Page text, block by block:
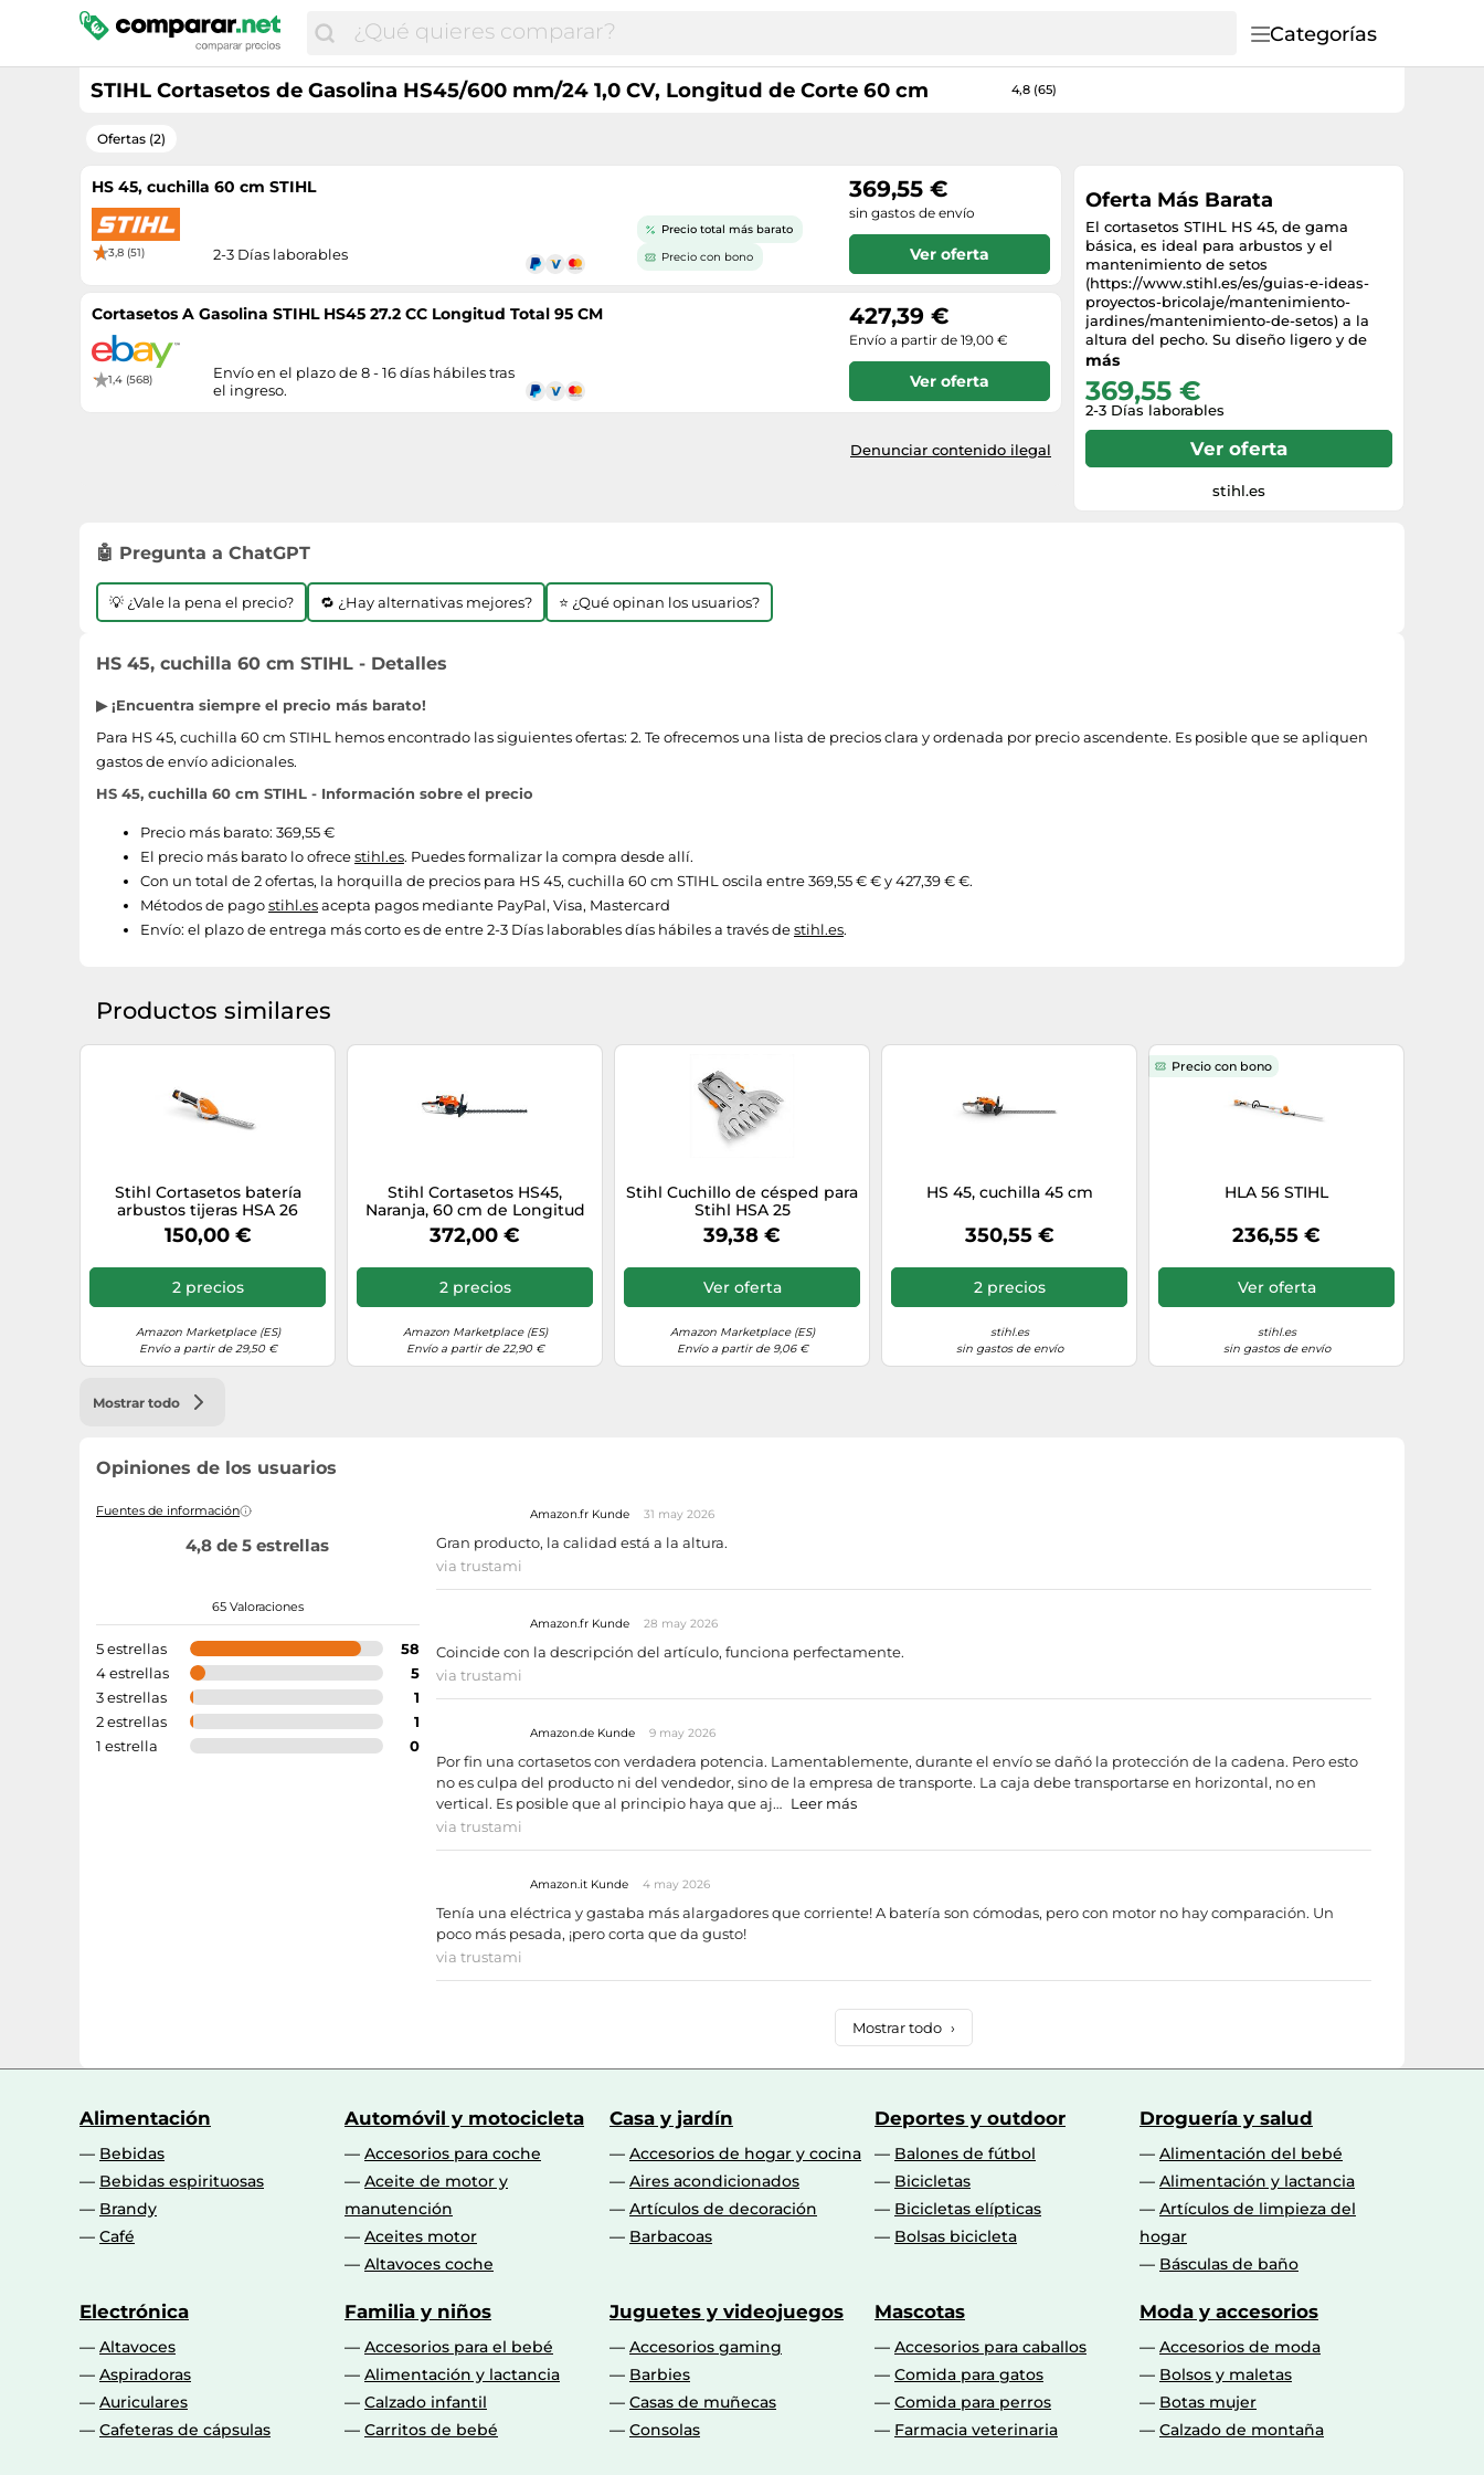
Categorías
STIHL Cortasetos de Gasolina HS45/600 mm/24 1,0 CV, Longitud de Corte 60 cm 4,8 (65)
Ofertas (2)
HS 45, cuchilla 60 cm STIHL
3,8 (51)
Precio total más barato
Precio con bono
2-3 Días laborables
369,55 €
sin gastos de envío
Ver oferta
Cortasetos A Gasolina STIHL HS45 27.2 CC Longitud Total 95 CM
1,4 (568)
Envío en el plazo de 8 - 16 días hábiles tras
el ingreso.
427,39 €
Envío a partir de 19,00 €
Ver oferta
Denunciar contenido ilegal
Oferta Más Barata
El cortasetos STIHL HS 45, de gama
básica, es ideal para arbustos y el
mantenimiento de setos
(https://www.stihl.es/es/guias-e-ideas-
proyectos-bricolaje/mantenimiento-
jardines/mantenimiento-de-setos) a la
altura del pecho. Su diseño ligero y de
fácil manejo permiten a los jardineros
forma rápida y eficiente. Gracias a STIHL
ElastoStart
(https://www.stihl.es/es/tecnologia-
stihl/sistemas-de-arranque/elastostart),
arranca con suavidad, ya que se reducen
las sacudidas. Además, la bomba de
más
369,55 €
2-3 Días laborables
Ver oferta
stihl.es
🤖 Pregunta a ChatGPT
💡 ¿Vale la pena el precio? 🔁 ¿Hay alternativas mejores? ⭐ ¿Qué opinan los usuarios?
HS 45, cuchilla 60 cm STIHL - Detalles
▶ ¡Encuentra siempre el precio más barato!
Para HS 45, cuchilla 60 cm STIHL hemos encontrado las siguientes ofertas: 2. Te ofrecemos una lista de precios clara y ordenada por precio ascendente. Es posible que se apliquen
gastos de envío adicionales.
HS 45, cuchilla 60 cm STIHL - Información sobre el precio
Precio más barato: 369,55 €
El precio más barato lo ofrecestihl.es. Puedes formalizar la compra desde allí.
Con un total de 2 ofertas, la horquilla de precios para HS 45, cuchilla 60 cm STIHL oscila entre 369,55 € € y 427,39 € €.
Métodos de pagostihl.esacepta pagos mediante PayPal, Visa, Mastercard
Envío: el plazo de entrega más corto es de entre 2-3 Días laborables días hábiles a través destihl.es.
Productos similares
Stihl Cortasetos batería
arbustos tijeras HSA 26
dispositivo básico sin batería
sin cargador
150,00 €
2 precios
Amazon Marketplace (ES)
Envío a partir de 29,50 €
Stihl Cortasetos HS45,
Naranja, 60 cm de Longitud
de la Hoja
372,00 €
2 precios
Amazon Marketplace (ES)
Envío a partir de 22,90 €
Stihl Cuchillo de césped para
Stihl HSA 25
39,38 €
Ver oferta
Amazon Marketplace (ES)
Envío a partir de 9,06 €
HS 45, cuchilla 45 cm
350,55 €
2 precios
stihl.es
sin gastos de envío
Precio con bono
HLA 56 STIHL
236,55 €
Ver oferta
stihl.es
sin gastos de envío
Mostrar todo
Opiniones de los usuarios
Fuentes de información
4,8 de 5 estrellas
65 Valoraciones
5 estrellas
58
4 estrellas
5
3 estrellas
1
2 estrellas
1
1 estrella
0
Amazon.fr Kunde 31 may 2026
Gran producto, la calidad está a la altura.
via trustami
Amazon.fr Kunde 28 may 2026
Coincide con la descripción del artículo, funciona perfectamente.
via trustami
Amazon.de Kunde 9 may 2026
Por fin una cortasetos con verdadera potencia. Lamentablemente, durante el envío se dañó la protección de la cadena. Pero esto
no es culpa del producto ni del vendedor, sino de la empresa de transporte. La caja debe transportarse en horizontal, no en
vertical. Es posible que al principio haya que aj… Leer más
via trustami
Amazon.it Kunde 4 may 2026
Tenía una eléctrica y gastaba más alargadores que corriente! A batería son cómodas, pero con motor no hay comparación. Un
poco más pesada, ¡pero corta que da gusto!
via trustami
Mostrar todo ›
Alimentación
Bebidas
Bebidas espirituosas
Brandy
Café
Automóvil y motocicleta
Accesorios para coche
Aceite de motor y
manutención
Aceites motor
Altavoces coche
Casa y jardín
Accesorios de hogar y cocina
Aires acondicionados
Artículos de decoración
Barbacoas
Deportes y outdoor
Balones de fútbol
Bicicletas
Bicicletas elípticas
Bolsas bicicleta
Droguería y salud
Alimentación del bebé
Alimentación y lactancia
Artículos de limpieza del
hogar
Básculas de baño
Electrónica
Altavoces
Aspiradoras
Auriculares
Cafeteras de cápsulas
Familia y niños
Accesorios para el bebé
Alimentación y lactancia
Calzado infantil
Carritos de bebé
Juguetes y videojuegos
Accesorios gaming
Barbies
Casas de muñecas
Consolas
Mascotas
Accesorios para caballos
Comida para gatos
Comida para perros
Farmacia veterinaria
Moda y accesorios
Accesorios de moda
Bolsos y maletas
Botas mujer
Calzado de montaña